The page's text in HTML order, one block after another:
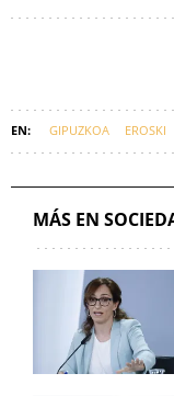
GIPUZKOA EROSKI
MÁS EN